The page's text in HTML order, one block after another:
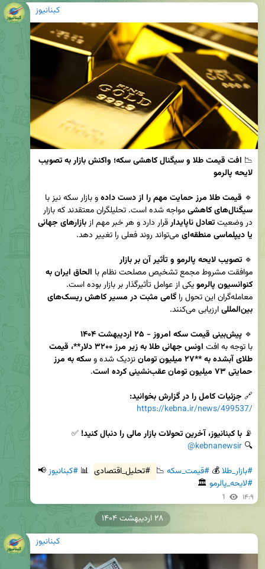
کبنانیوز
📉
لایحه پالرمو
🔹 قیمت طلا مرز حمایت مهم را از دست داده و بازار سکه نیز با
سیگنال‌های کاهشی
در وضعیت تعادل ناپایدار قرار دارد و هر خبر مهم از
یا دیپلماسی منطقه‌ای
🔹 تصویب لایحه پالرمو و تأثیر آن بر بازار
موافقت مشروط مجمع تشخیص مصلحت نظام با
کنوانسیون پالرمو
معامله‌گران این تحول را
بین‌المللی
🔹 پیش‌بینی قیمت سکه امروز - ۲۵ اردیبهشت ۱۴۰۴
با توجه به افت
طلای آبشده به **۲۷ میلیون تومان
نزدیک شده و
سکه به مرز
حمایتی ۷۳ میلیون تومان عقب‌نشینی کرده است
🔗 جزئیات کامل را در گزارش بخوانید:
https://kebna.ir/news/499537/
📡 با کبنانیوز، آخرین تحولات بازار مالی را دنبال کنید!
🔍
@kebnanewsir
#بازار_طلا 💰 #قیمت_سکه 📉 #تحلیل_اقتصادی 📊 #کبنانیوز 📢
#لایحه_پالرمو 🏛
1 ۱۴:۹
کبنانیوز
۲۸ اردیبهشت ۱۴۰۴